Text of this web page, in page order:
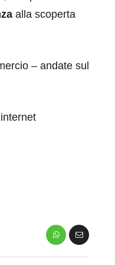
alla scoperta
– andate sul